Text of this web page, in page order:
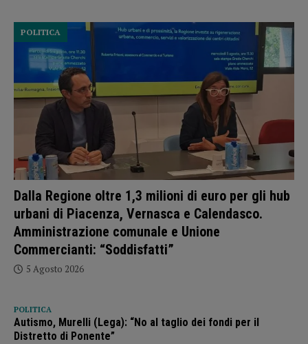
Dalla Regione oltre 1,3 milioni di euro per gli hub
urbani di Piacenza, Vernasca e Calendasco.
Amministrazione comunale e Unione
Commercianti: “Soddisfatti”
POLITICA
5 Agosto 2026
POLITICA
Autismo, Murelli (Lega): “No al taglio dei fondi per il
Distretto di Ponente”